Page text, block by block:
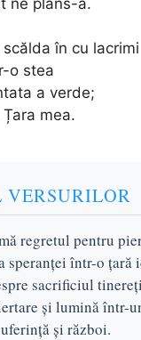
în cu lacrimi
o stea
a verde;
mea.
VERSURILOR
regretul pentru
speranței într-o țară
sacrificiul
și lumină într-
și război.